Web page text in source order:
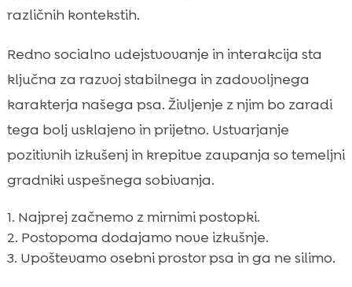
različnih kontekstih.
Redno socialno udejstvovanje in interakcija sta
ključna za razvoj stabilnega in zadovoljnega
karakterja našega psa. Življenje z njim bo zaradi
tega bolj usklajeno in prijetno. Ustvarjanje
pozitivnih izkušenj in krepitve zaupanja so temeljni
gradniki uspešnega sobivanja.
Najprej začnemo z mirnimi postopki.
Postopoma dodajamo nove izkušnje.
Upoštevamo osebni prostor psa in ga ne silimo.